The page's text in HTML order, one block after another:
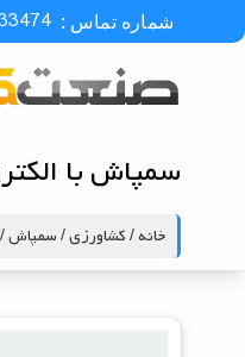
شماره تماس :
سمپاش با
خانه/کشاورزی/سمپاش/